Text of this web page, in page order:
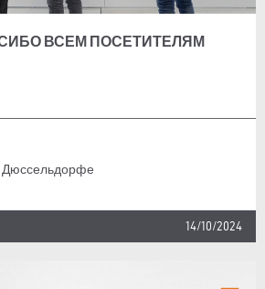
ВСЕМ ПОСЕТИТЕЛЯМ
Дюссельдорфе
14/10/2024